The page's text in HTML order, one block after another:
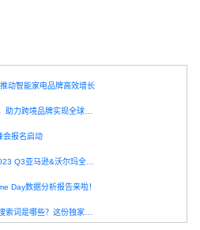
动智能家电品牌高效增长
会报名启动
Day数据分析报告来啦！